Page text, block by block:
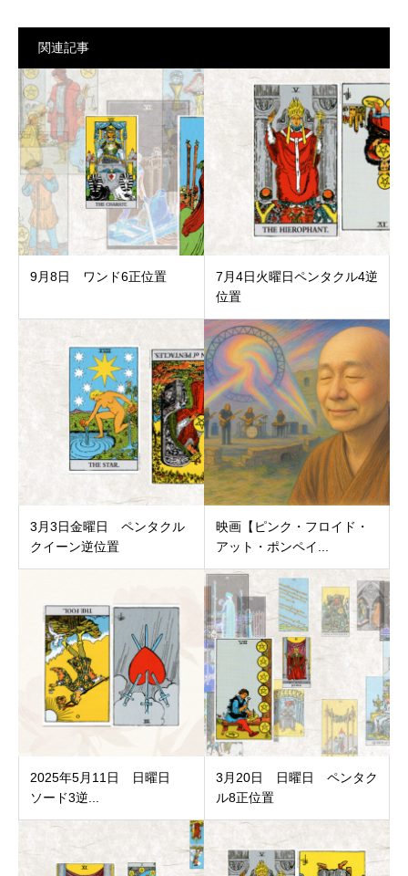
関連記事
9月8日 ワンド6正位置
7月4日火曜日ペンタクル4逆
位置
3月3日金曜日 ペンタクル
クイーン逆位置
映画【ピンク・フロイド・
アット・ポンペイ...
2025年5月11日 日曜日
ソード3逆...
3月20日 日曜日 ペンタク
ル8正位置